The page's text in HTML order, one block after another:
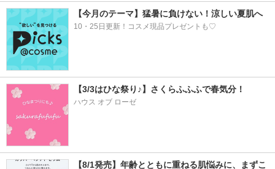
【今月のテーマ】猛暑に負けない！涼しい夏肌へ
10・25日更新！コスメ現品プレゼントも♡
【3/3はひな祭り♪】さくらふふふで春気分！
ハウス オブ ローゼ
【8/1発売】年齢とともに重ねる肌悩みに、まずこ